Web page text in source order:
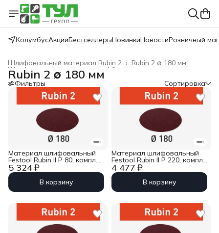
КолумбусАкцииБестселлерыНовинкиНовостиРозничный
Rubin 2 ∅ 180 мм
Шлифовальный материал Rubin 2 ›
Абразивный материал
Шлифовальный материал
Festool ›
Главная ›
Rubin 2 ∅ 180 мм
Фильтры Сортировка
5 324 ₽
Материал шлифовальный
Festool Rubin II P 80, компл.
из 50 шт. STF D180/0 P80
RU2/50
В корзину
4 477 ₽
Материал шлифовальный
Festool Rubin II P 220, компл.
из 50 шт. STF D180/0 P220
RU2/50
В корзину